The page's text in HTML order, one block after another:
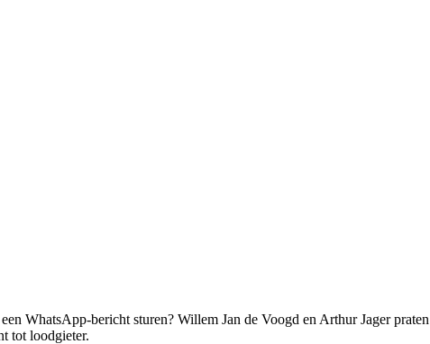
WhatsApp-bericht sturen? Willem Jan de Voogd en Arthur Jager
tot loodgieter.